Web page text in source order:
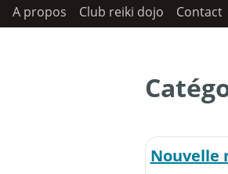
A propos Club reiki dojo Contact
Nouvelle